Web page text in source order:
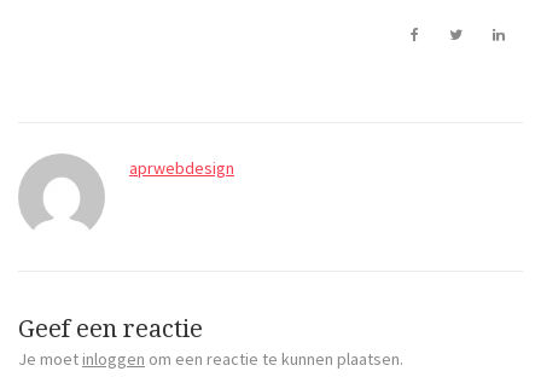
aprwebdesign
Geef een reactie
Je moet inloggen om een reactie te kunnen plaatsen.